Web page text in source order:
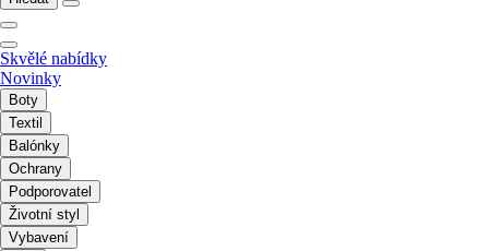
Skvělé nabídky
Novinky
Boty
Textil
Balónky
Ochrany
Podporovatel
Životní styl
Vybavení